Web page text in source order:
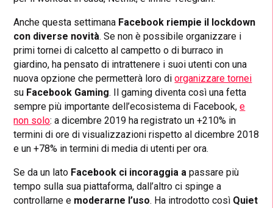
Anche questa settimana Facebook riempie il lockdown
con diverse novità. Se non è possibile organizzare i
primi tornei di calcetto al campetto o di burraco in
giardino, ha pensato di intrattenere i suoi utenti con una
nuova opzione che permetterà loro diorganizzare tornei
su Facebook Gaming. Il gaming diventa così una fetta
sempre più importante dell’ecosistema di Facebook,e
non solo: a dicembre 2019 ha registrato un +210% in
termini di ore di visualizzazioni rispetto al dicembre 2018
e un +78% in termini di media di utenti per ora.
Se da un lato Facebook ci incoraggia a passare più
tempo sulla sua piattaforma, dall’altro ci spinge a
controllarne e moderarne l’uso. Ha introdotto così Quiet